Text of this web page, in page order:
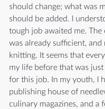
should change; what was
should be added. I
tough job awaited me. The
was already sufficient, and
knitting. It seems that
my life before that was
for this job. In my youth, I
publishing house of
culinary magazines, and a